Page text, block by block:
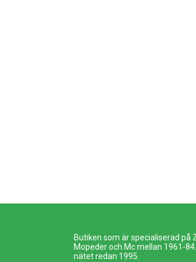
Butiken som är specialiserad på
Mopeder och Mc mellan 1961-
nätet redan 1995.